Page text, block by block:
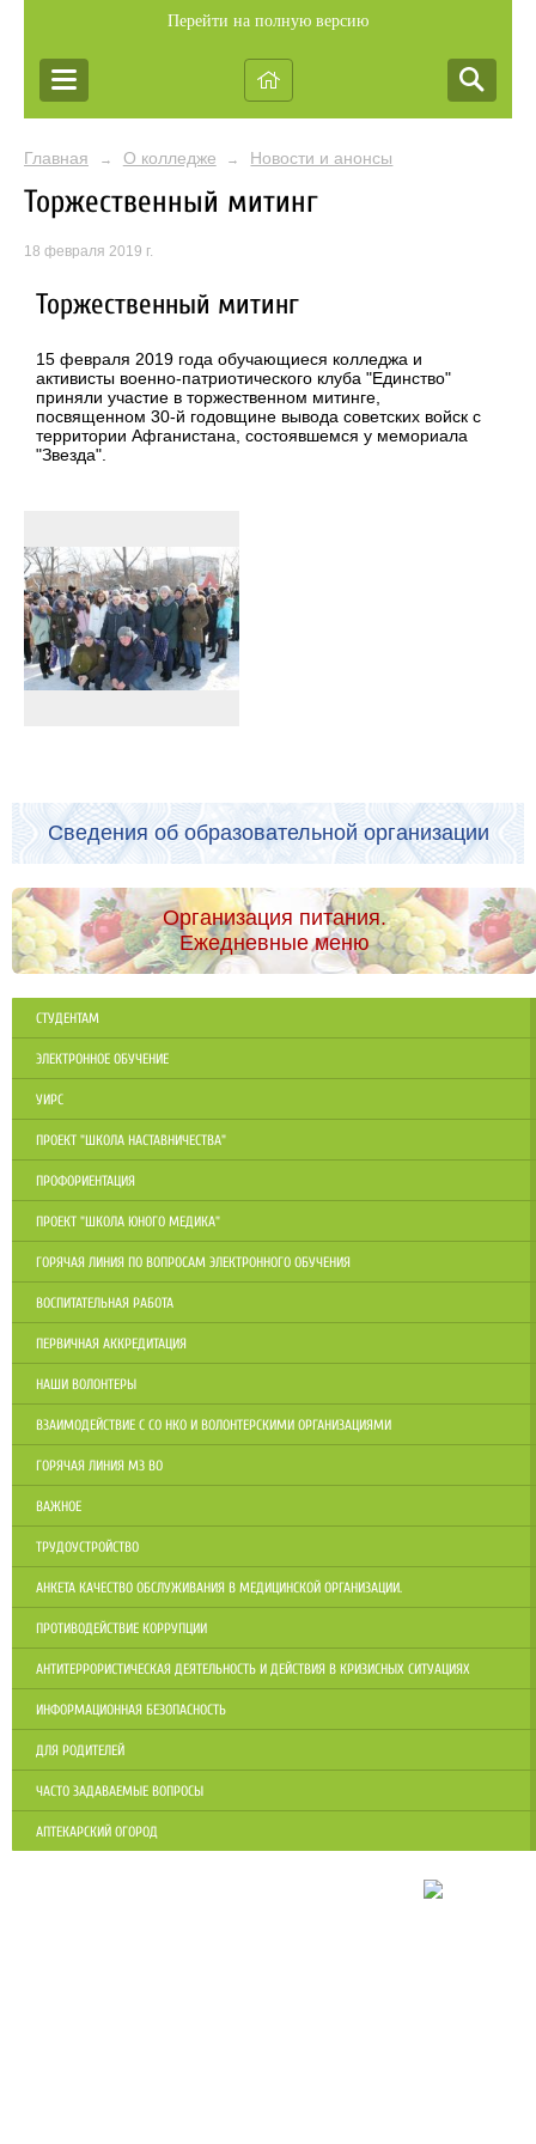
Перейти на полную версию
Главная → О колледже → Новости и анонсы
Торжественный митинг
18 февраля 2019 г.
Торжественный митинг
15 февраля 2019 года обучающиеся колледжа и
активисты военно-патриотического клуба "Единство"
приняли участие в торжественном митинге,
посвященном 30-й годовщине вывода советских войск с
территории Афганистана, состоявшемся у мемориала
"Звезда".
Сведения об образовательной организации
Организация питания.
Ежедневные меню
СТУДЕНТАМ
ЭЛЕКТРОННОЕ ОБУЧЕНИЕ
УИРС
ПРОЕКТ "ШКОЛА НАСТАВНИЧЕСТВА"
ПРОФОРИЕНТАЦИЯ
ПРОЕКТ "ШКОЛА ЮНОГО МЕДИКА"
ГОРЯЧАЯ ЛИНИЯ ПО ВОПРОСАМ ЭЛЕКТРОННОГО ОБУЧЕНИЯ
ВОСПИТАТЕЛЬНАЯ РАБОТА
ПЕРВИЧНАЯ АККРЕДИТАЦИЯ
НАШИ ВОЛОНТЕРЫ
ВЗАИМОДЕЙСТВИЕ С СО НКО И ВОЛОНТЕРСКИМИ ОРГАНИЗАЦИЯМИ
ГОРЯЧАЯ ЛИНИЯ МЗ ВО
ВАЖНОЕ
ТРУДОУСТРОЙСТВО
АНКЕТА КАЧЕСТВО ОБСЛУЖИВАНИЯ В МЕДИЦИНСКОЙ ОРГАНИЗАЦИИ.
ПРОТИВОДЕЙСТВИЕ КОРРУПЦИИ
АНТИТЕРРОРИСТИЧЕСКАЯ ДЕЯТЕЛЬНОСТЬ И ДЕЙСТВИЯ В КРИЗИСНЫХ СИТУАЦИЯХ
ИНФОРМАЦИОННАЯ БЕЗОПАСНОСТЬ
ДЛЯ РОДИТЕЛЕЙ
ЧАСТО ЗАДАВАЕМЫЕ ВОПРОСЫ
АПТЕКАРСКИЙ ОГОРОД